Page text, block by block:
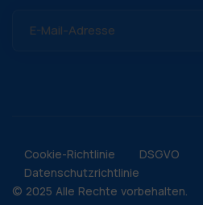
E-Mail-Adresse
© 2025 Alle Rechte vorbehalten.
Cookie-Richtlinie DSGVO
Datenschutzrichtlinie